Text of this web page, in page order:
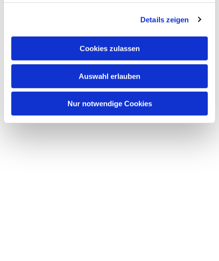
Details zeigen
Cookies zulassen
Auswahl erlauben
Nur notwendige Cookies
bei Getränken und Kuchen treffen möchten.
Unser Kuchen ist selbst gebacken, der Kaffee bio-
fair.
Um auf Dauer die regelmäßige Öffnung zu
ermöglichen,
suchen wir weitere Ehrenamtliche.